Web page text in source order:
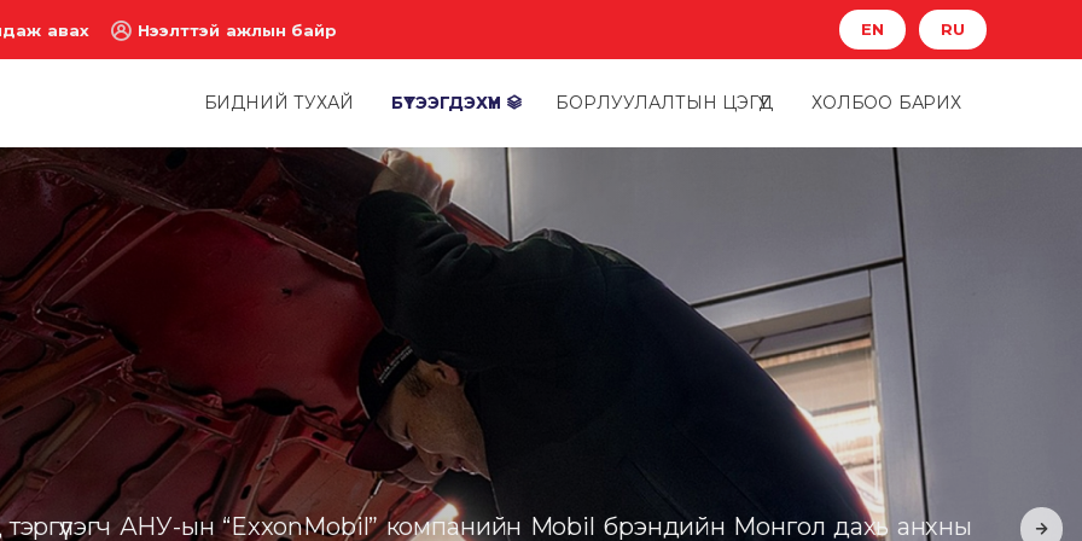
авах Нээлттэй ажлын байр EN RU
БИДНИЙ ТУХАЙ БҮТЭЭГДЭХҮҮН БОРЛУУЛАЛТЫН ЦЭГҮҮД ХОЛБОО БАРИХ